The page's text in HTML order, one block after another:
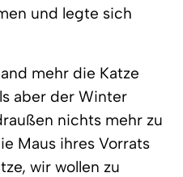
und legte sich
mehr die Katze
aber der Winter
nichts mehr zu
Maus ihres Vorrats
wir wollen zu